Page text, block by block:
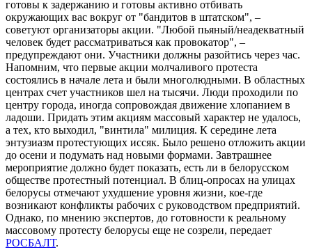
готовы к задержанию и готовы активно отбивать
окружающих вас вокруг от "бандитов в штатском", –
советуют организаторы акции. "Любой пьяный/неадекватный
человек будет рассматриваться как провокатор", –
предупреждают они. Участники должны разойтись через час.
Напомним, что первые акции молчаливого протеста
состоялись в начале лета и были многолюдными. В областных
центрах счет участников шел на тысячи. Люди проходили по
центру города, иногда сопровождая движение хлопанием в
ладоши. Придать этим акциям массовый характер не удалось,
а тех, кто выходил, "винтила" милиция. К середине лета
энтузиазм протестующих иссяк. Было решено отложить акции
до осени и подумать над новыми формами. Завтрашнее
мероприятие должно будет показать, есть ли в белорусском
обществе протестный потенциал. В блиц-опросах на улицах
белорусы отмечают ухудшение уровня жизни, кое-где
возникают конфликты рабочих с руководством предприятий.
Однако, по мнению экспертов, до готовности к реальному
массовому протесту белорусы еще не созрели, передает
РОСБАЛТ.